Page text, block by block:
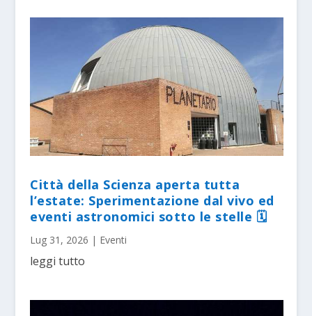
Città della Scienza aperta tutta
l’estate: Sperimentazione dal vivo ed
eventi astronomici sotto le stelle 🗓
Lug 31, 2026 | Eventi
leggi tutto